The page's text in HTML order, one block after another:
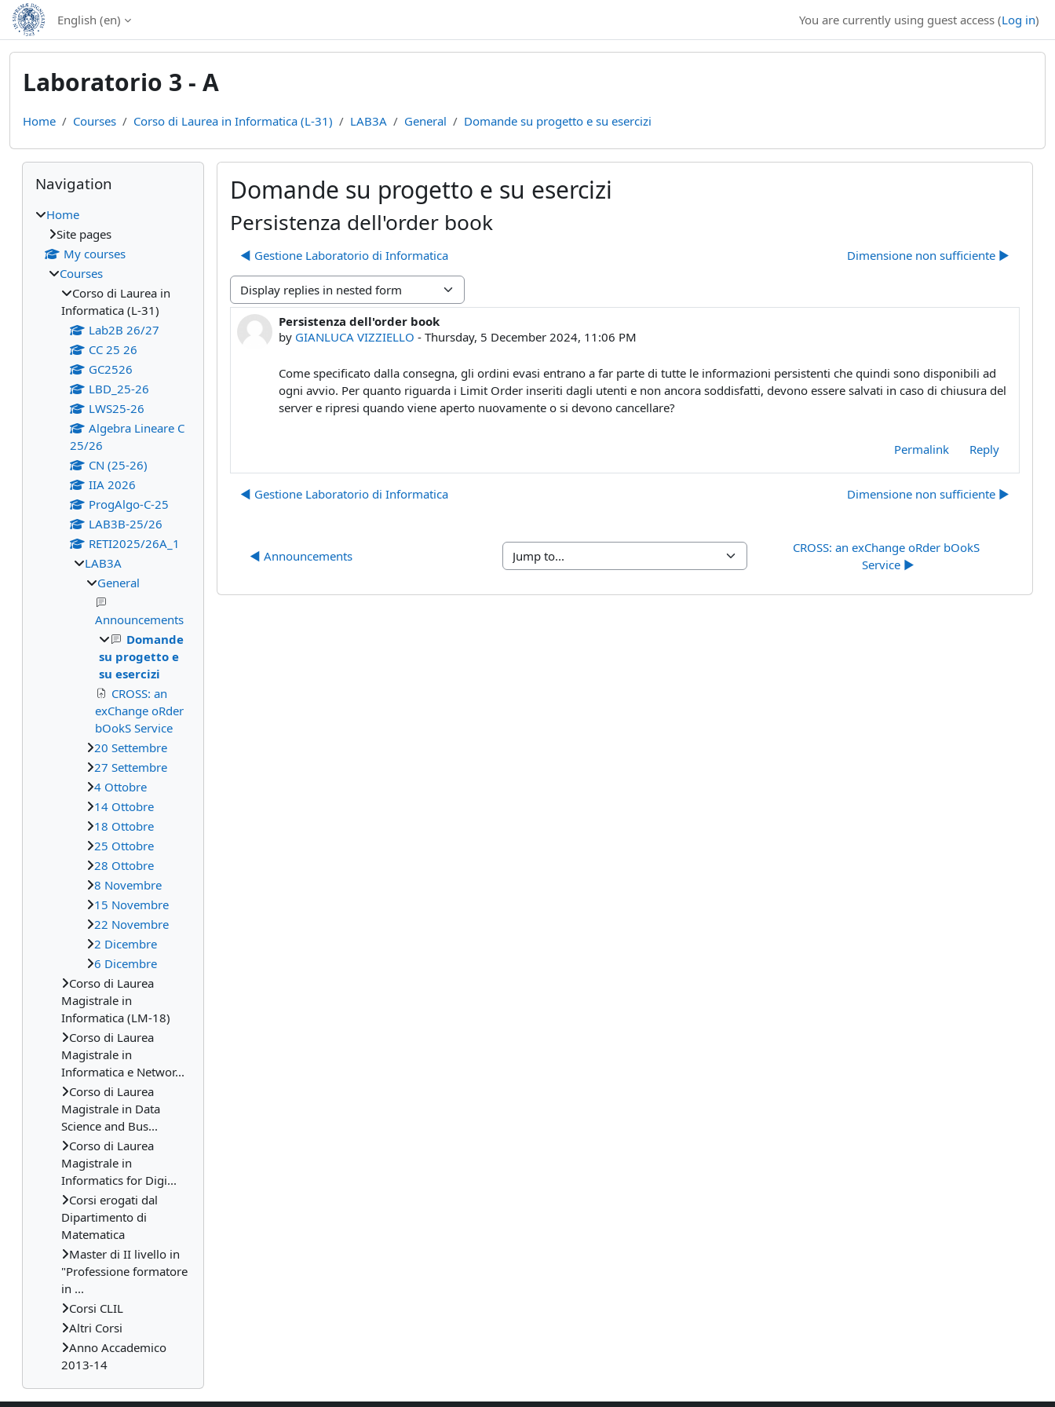
Skip to main content
English ‎(en)‎ You are currently using guest access (Log in)
Laboratorio 3 - A
Home Courses Corso di Laurea in Informatica (L-31) LAB3A General Domande su progetto e su esercizi
Domande su progetto e su esercizi
Persistenza dell'order book
◀︎ Gestione Laboratorio di Informatica Dimensione non sufficiente ▶︎
Display mode
Persistenza dell'order book
by GIANLUCA VIZZIELLO - Thursday, 5 December 2024, 11:06 PM
Number of replies: 0
Come specificato dalla consegna, gli ordini evasi entrano a far parte di tutte le informazioni persistenti che quindi sono disponibili ad
ogni avvio. Per quanto riguarda i Limit Order inseriti dagli utenti e non ancora soddisfatti, devono essere salvati in caso di chiusura del
server e ripresi quando viene aperto nuovamente o si devono cancellare?
Permalink Reply
◀︎ Gestione Laboratorio di Informatica Dimensione non sufficiente ▶︎
◀︎ Announcements Jump to...
CROSS: an exChange oRder bOokS
Service ▶︎
Blocks
Skip Navigation
Navigation
Home
Site pages
My courses
Courses
Corso di Laurea in
Informatica (L-31)
Lab2B 26/27
CC 25 26
GC2526
LBD_25-26
LWS25-26
Algebra Lineare C
25/26
CN (25-26)
IIA 2026
ProgAlgo-C-25
LAB3B-25/26
RETI2025/26A_1
LAB3A
General
Announcements
Domande
su progetto e
su esercizi
CROSS: an
exChange oRder
bOokS Service
20 Settembre
27 Settembre
4 Ottobre
14 Ottobre
18 Ottobre
25 Ottobre
28 Ottobre
8 Novembre
15 Novembre
22 Novembre
2 Dicembre
6 Dicembre
Corso di Laurea
Magistrale in
Informatica (LM-18)
Corso di Laurea
Magistrale in
Informatica e Networ...
Corso di Laurea
Magistrale in Data
Science and Bus...
Corso di Laurea
Magistrale in
Informatics for Digi...
Corsi erogati dal
Dipartimento di
Matematica
Master di II livello in
"Professione formatore
in ...
Corsi CLIL
Altri Corsi
Anno Accademico
2013-14